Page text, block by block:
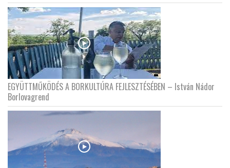
EGYÜTTMŰKÖDÉS A BORKULTÚRA FEJLESZTÉSÉBEN – István Nádor
Borlovagrend